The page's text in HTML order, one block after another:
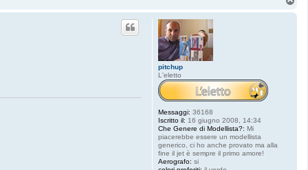
pitchup
L'eletto
Messaggi: 36168
Iscritto il: 16 giugno 2008, 14:34
Che Genere di Modellista?: Mi
piacerebbe essere un modellista
generico, ci ho anche provato ma alla
fine il jet è sempre il primo amore!
Aerografo: si